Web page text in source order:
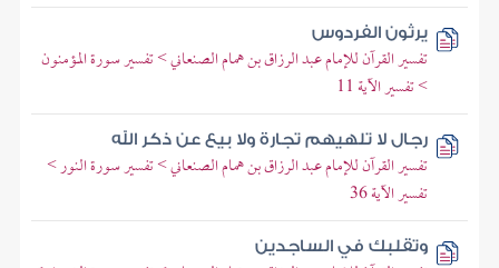
يرثون الفردوس
تفسير القرآن للإمام عبد الرزاق بن همام الصنعاني > تفسير سورة المؤمنون
> تفسير الآية 11
رجال لا تلهيهم تجارة ولا بيع عن ذكر الله
تفسير القرآن للإمام عبد الرزاق بن همام الصنعاني > تفسير سورة النور >
تفسير الآية 36
وتقلبك في الساجدين